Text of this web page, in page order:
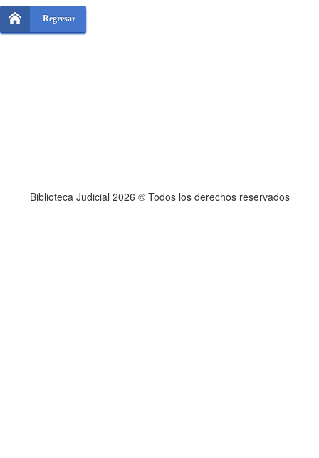
Regresar
Biblioteca Judicial 2026 © Todos los derechos reservados